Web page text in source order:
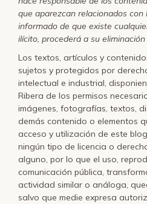
que aparezcan relacionados con
informado de que existe
ilícito, procederá a su
Los textos, artículos y
sujetos y protegidos por
intelectual e industrial,
Ribera de los permisos
imágenes, fotografías, textos,
demás contenido o elementos
acceso y utilización de este
ningún tipo de licencia o
alguno, por lo que el uso,
comunicación pública,
actividad similar o análoga,
salvo que medie expresa